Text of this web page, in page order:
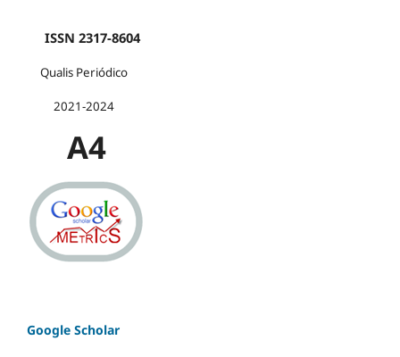
ISSN 2317-8604
Qualis Periódico
2021-2024
A4
Google Scholar